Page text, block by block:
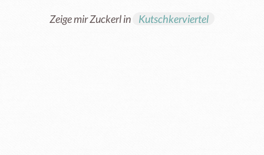
Zeige mir Zuckerl in Kutschkerviertel